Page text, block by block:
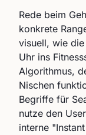
Rede beim
konkrete
visuell, wie
Uhr ins
Algorithmus,
Nischen
Begriffe für
nutze den
interne